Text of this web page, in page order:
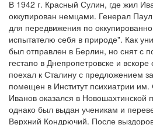
В 1942 г. Красный Сулин, где жил
оккупирован немцами. Генерал
для передвижения по
испытателю себя в природе". Как
был отправлен в Берлин, но снят с
гестапо в Днепропетровске и
поехал к Сталину с предложением
помещен в Институт психиатрии им.
Иванов оказался в Новошахтинской
однако был выдан ученикам и
Верхний Кондрючий. После